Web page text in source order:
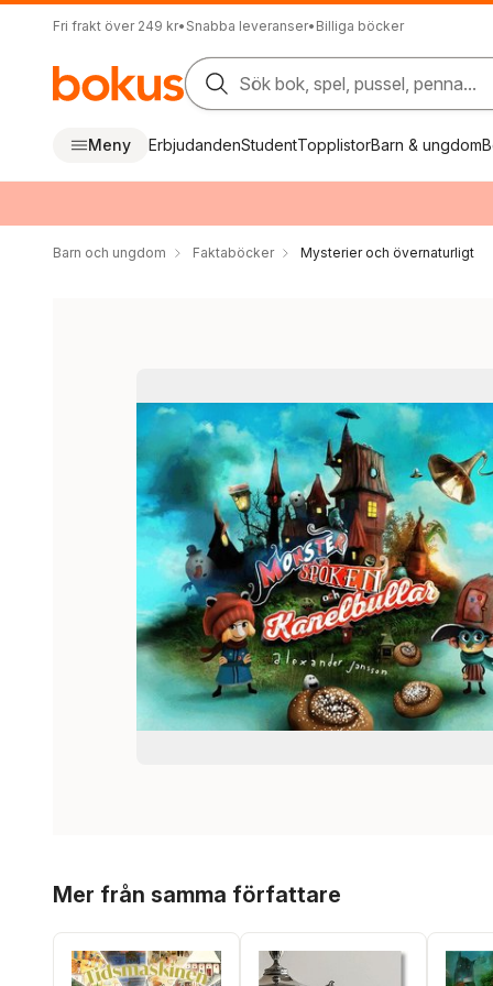
Fri frakt över 249 kr• Snabba leveranser• Billiga böcker
Sök bok, spel, pussel, penna...
Meny ErbjudandenStudentTopplistorBarn & ungdom
Barn och ungdom Faktaböcker Mysterier och övernaturligt
Mer från samma författare